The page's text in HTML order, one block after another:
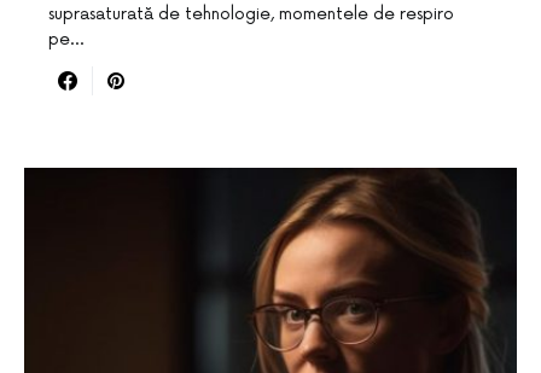
suprasaturată de tehnologie, momentele de respiro
pe…